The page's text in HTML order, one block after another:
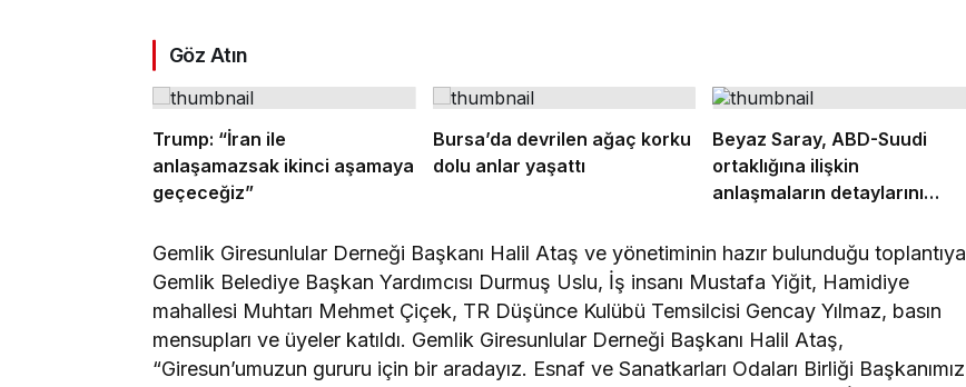
Göz Atın
Trump: “İran ile
anlaşamazsak ikinci aşamaya
geçeceğiz”
Bursa’da devrilen ağaç korku
dolu anlar yaşattı
Beyaz Saray, ABD-Suudi
ortaklığına ilişkin
anlaşmaların detaylarını
Gemlik Giresunlular Derneği Başkanı Halil Ataş ve yönetiminin hazır bulunduğu toplantıya
Gemlik Belediye Başkan Yardımcısı Durmuş Uslu, İş insanı Mustafa Yiğit, Hamidiye
mahallesi Muhtarı Mehmet Çiçek, TR Düşünce Kulübü Temsilcisi Gencay Yılmaz, basın
mensupları ve üyeler katıldı. Gemlik Giresunlular Derneği Başkanı Halil Ataş,
“Giresun’umuzun gururu için bir aradayız. Esnaf ve Sanatkarları Odaları Birliği Başkanımız